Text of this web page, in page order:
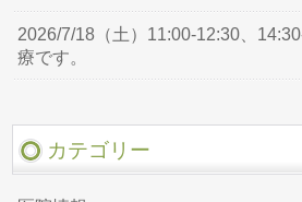
2026/7/18（土）11:00-12:30、
療です。
カテゴリー